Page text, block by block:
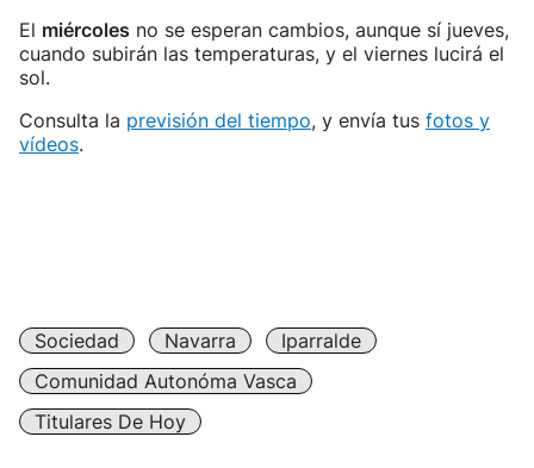
El miércoles no se esperan cambios, aunque sí jueves,
cuando subirán las temperaturas, y el viernes lucirá el
sol.
Consulta la previsión del tiempo, y envía tus fotos y
vídeos.
Sociedad Navarra
Iparralde
Comunidad Autonóma Vasca
Titulares De Hoy